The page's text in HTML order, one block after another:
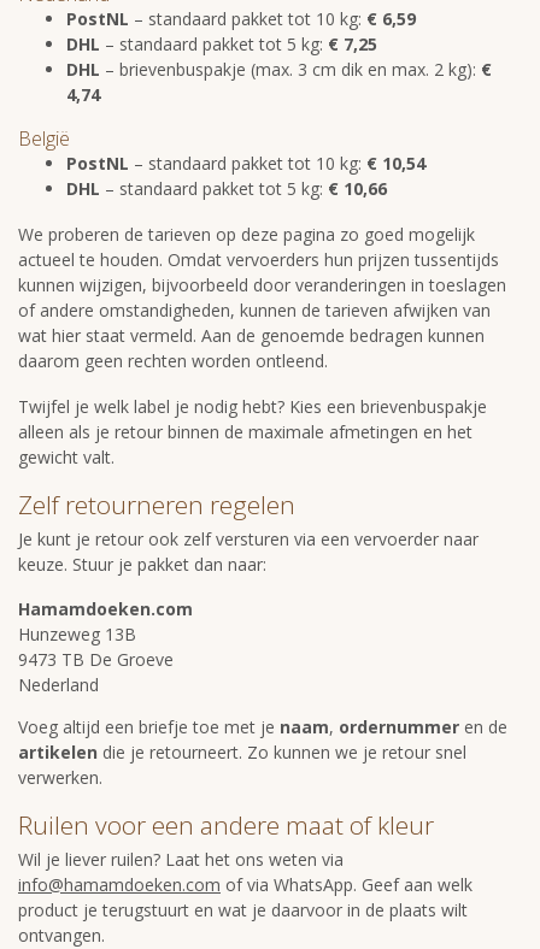
PostNL – standaard pakket tot 10 kg: € 6,59
DHL – standaard pakket tot 5 kg: € 7,25
DHL – brievenbuspakje (max. 3 cm dik en max. 2 kg): €
4,74
België
PostNL – standaard pakket tot 10 kg: € 10,54
DHL – standaard pakket tot 5 kg: € 10,66
We proberen de tarieven op deze pagina zo goed mogelijk
actueel te houden. Omdat vervoerders hun prijzen tussentijds
kunnen wijzigen, bijvoorbeeld door veranderingen in toeslagen
of andere omstandigheden, kunnen de tarieven afwijken van
wat hier staat vermeld. Aan de genoemde bedragen kunnen
daarom geen rechten worden ontleend.
Twijfel je welk label je nodig hebt? Kies een brievenbuspakje
alleen als je retour binnen de maximale afmetingen en het
gewicht valt.
Zelf retourneren regelen
Je kunt je retour ook zelf versturen via een vervoerder naar
keuze. Stuur je pakket dan naar:
Hamamdoeken.com
Hunzeweg 13B
9473 TB De Groeve
Nederland
Voeg altijd een briefje toe met je naam, ordernummer en de
artikelen die je retourneert. Zo kunnen we je retour snel
verwerken.
Ruilen voor een andere maat of kleur
Wil je liever ruilen? Laat het ons weten via
info@hamamdoeken.com of via WhatsApp. Geef aan welk
product je terugstuurt en wat je daarvoor in de plaats wilt
ontvangen.